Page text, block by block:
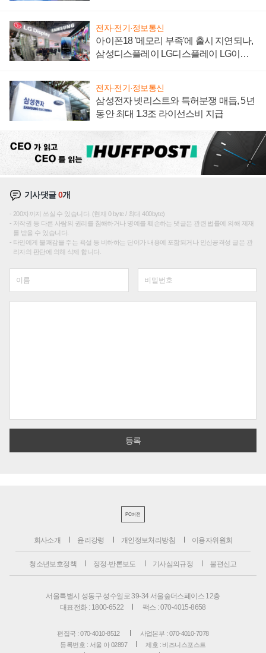
전자·전기·정보통신
아이폰18 '메모리 부족'에 출시 지연되나,
삼성디스플레이 LG디스플레이 LG이노
전자·전기·정보통신
삼성전자 넷리스트와 특허분쟁 매듭, 5년
동안 최대 1.3조 라이선스비 지급
기사댓글0개
200자까지 쓰실 수 있습니다. (현재 0 byte / 최대 400byte)
저작권 등 다른 사람의 권리를 침해하거나 명예를 훼손하는 댓글은 관련 법률에 의해 제재
를 받을 수 있습니다.
타인에게 불쾌감을 주는 욕설 등 비하하는 단어가 내용에 포함되거나 인신공격성 글은 관
리자의 판단에 의해 삭제 합니다.
PC버전
회사소개 윤리강령 개인정보처리방침 이용자위원회
청소년보호정책 정정·반론보도 기사심의규정 불편신고
서울특별시 성동구 성수일로 39-34 서울숲더스페이스 12층
대표전화 : 1800-6522
팩스 : 070-4015-8658
편집국 : 070-4010-8512
사업본부 : 070-4010-7078
등록번호 : 서울 아 02897
제호 : 비즈니스포스트